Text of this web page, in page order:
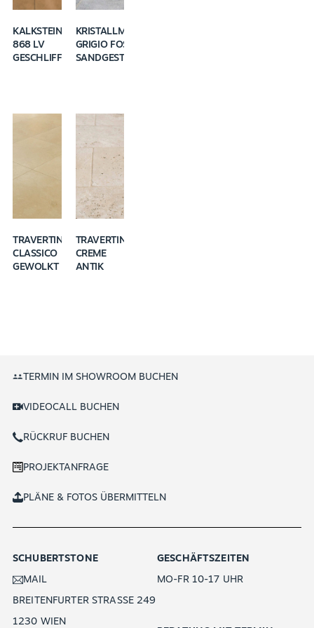
KALKSTEIN K
868 LV
GESCHLIFFEN
KRISTALLMARMOR
GRIGIO FOSCA
SANDGESTRAHLT
TRAVERTIN
CLASSICO
GEWOLKT
TRAVERTIN
CREME
ANTIK
TERMIN IM SHOWROOM BUCHEN
VIDEOCALL BUCHEN
RÜCKRUF BUCHEN
PROJEKTANFRAGE
PLÄNE & FOTOS ÜBERMITTELN
SCHUBERTSTONE
MAIL
BREITENFURTER STRASSE 249
1230 WIEN
GESCHÄFTSZEITEN
MO-FR 10-17 UHR